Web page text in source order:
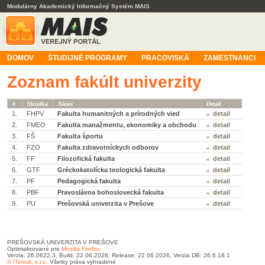
Modulárny Akademický Informačný Systém MAIS
DOMOV ŠTUDIJNÉ PROGRAMY PRACOVISKÁ ZAMESTNANCI
Zoznam fakúlt univerzity
# Skratka Názov Detail
1. FHPV Fakulta humanitných a prírodných vied
detail
2.
FMEO Fakulta manažmentu, ekonomiky a obchodu
detail
3.
FŠ Fakulta športu
detail
4.
FZO Fakulta zdravotníckych odborov
detail
5.
FF Filozofická fakulta
detail
6.
GTF Gréckokatolícka teologická fakulta
detail
7.
PF Pedagogická fakulta
detail
8.
PBF Pravoslávna bohoslovecká fakulta
detail
9.
PU Prešovská univerzita v Prešove detail
PREŠOVSKÁ UNIVERZITA V PREŠOVE
Optimalizované pre Mozilla Firefox
Verzia: 26.0622.3, Build: 22.06.2026, Release: 22.06.2026, Verzia DB: 26.6.18.1
© ITernal, s.r.o. Všetky práva vyhradené